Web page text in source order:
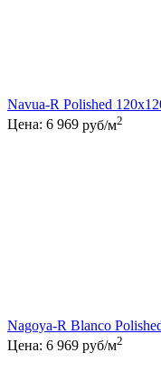
Navua-R Polished
Цена: 6 969 руб/м2
Nagoya-R Blanco
Цена: 6 969 руб/м2